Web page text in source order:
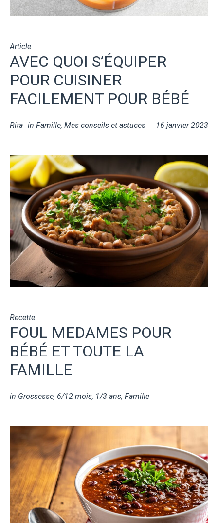
Article
AVEC QUOI S’ÉQUIPER
POUR CUISINER
FACILEMENT POUR BÉBÉ
16 janvier 2023
Rita in Famille, Mes conseils et astuces
Recette
FOUL MEDAMES POUR
BÉBÉ ET TOUTE LA
FAMILLE
in Grossesse, 6/12 mois, 1/3 ans, Famille